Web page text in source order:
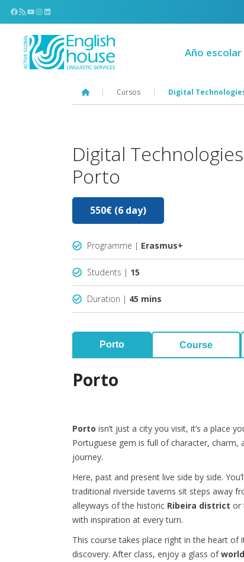
Facebook
Feed RSSYouTube
Instagram
LinkedIn
Año escolar
| Cursos | Digital
Digital
Porto
550€ (6 day)
Programme | Erasmus+
Students | 15
Duration | 45 mins
Porto Course
Porto
Porto isn’t just a city you visit, it’s a place
Portuguese gem is full of character,
journey.
Here, past and present live side by side.
traditional riverside taverns sit steps away
alleyways of the historic Ribeira district or
with inspiration at every turn.
This course takes place right in the heart
discovery. After class, enjoy a glass of